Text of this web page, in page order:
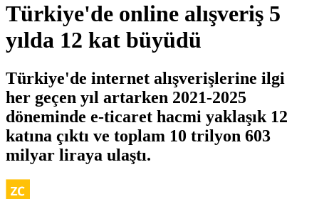
Türkiye'de online alışveriş 5
yılda 12 kat büyüdü
Türkiye'de internet alışverişlerine ilgi
her geçen yıl artarken 2021-2025
döneminde e-ticaret hacmi yaklaşık 12
katına çıktı ve toplam 10 trilyon 603
milyar liraya ulaştı.